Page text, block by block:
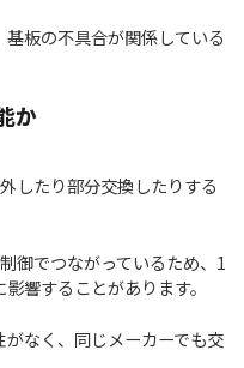
板の不具合が関係している
か
したり部分交換したりする
御でつながっているため、1
響することがあります。
なく、同じメーカーでも交